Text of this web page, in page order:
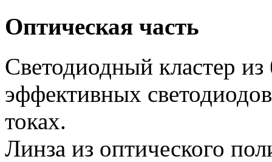
Оптическая часть
Светодиодный кластер
эффективных
токах.
Линза из оптического